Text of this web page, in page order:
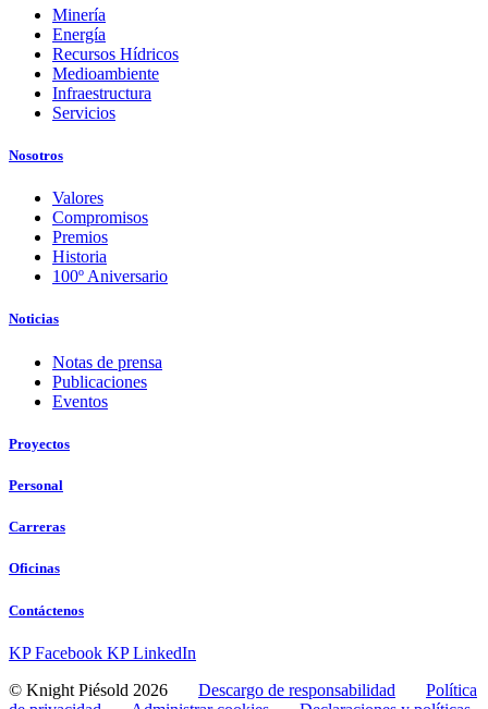
Minería
Energía
Recursos Hídricos
Medioambiente
Infraestructura
Servicios
Nosotros
Valores
Compromisos
Premios
Historia
100º Aniversario
Noticias
Notas de prensa
Publicaciones
Eventos
Proyectos
Personal
Carreras
Oficinas
Contáctenos
KP Facebook KP LinkedIn
© Knight Piésold 2026 Descargo de responsabilidad
Política